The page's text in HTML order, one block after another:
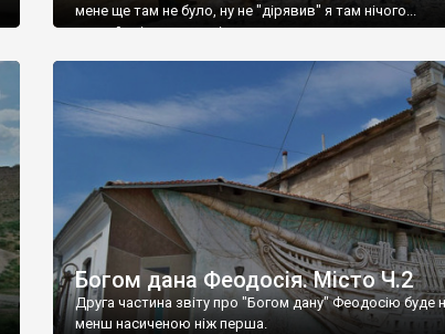
мене ще там не було, ну не "дірявив" я там нічого...
принаймні до цього літа.
Богом дана Феодосія. Місто Ч.2
Друга частина звіту про "Богом дану" Феодосію буде
менш насиченою ніж перша.